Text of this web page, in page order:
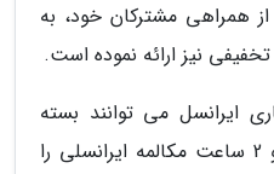
همراهی مشترکان خود، به
نیز ارائه نموده است.
ایرانسل می توانند بسته
ترکیبی 2 گیگابایت اینترنت و 2 ساعت مکالمه ایرانسلی را